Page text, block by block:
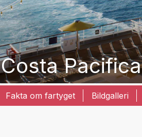
Costa Pacifica
Fakta om fartyget Bildgalleri